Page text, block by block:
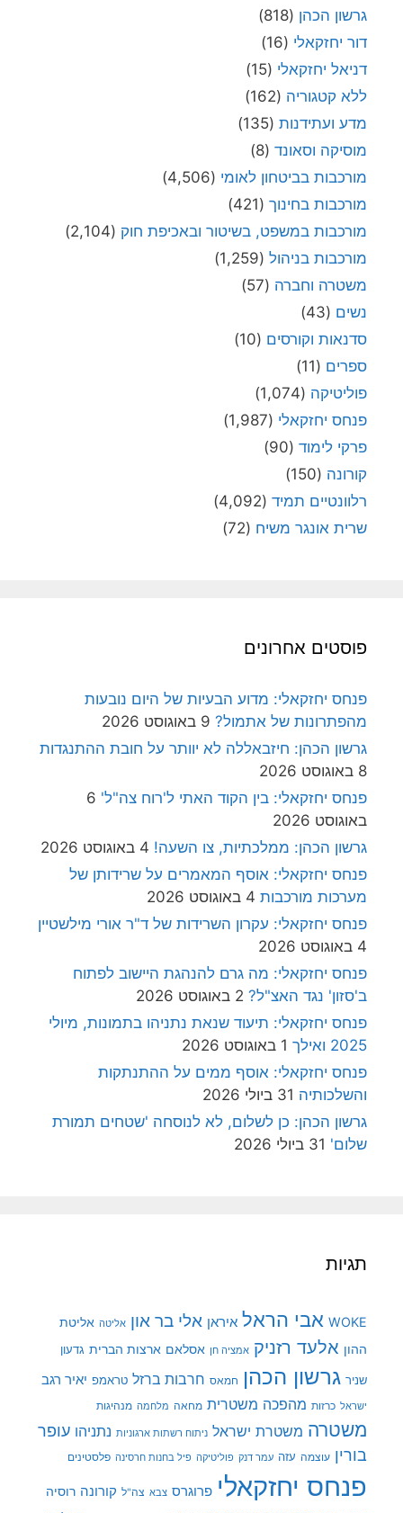
גרשון הכהן (818)
דור יחזקאלי (16)
דניאל יחזקאלי (15)
ללא קטגוריה (162)
מדע ועתידנות (135)
מוסיקה וסאונד (8)
מורכבות בביטחון לאומי (4,506)
מורכבות בחינוך (421)
מורכבות במשפט, בשיטור ובאכיפת חוק (2,104)
מורכבות בניהול (1,259)
משטרה וחברה (57)
נשים (43)
סדנאות וקורסים (10)
ספרים (11)
פוליטיקה (1,074)
פנחס יחזקאלי (1,987)
פרקי לימוד (90)
קורונה (150)
רלוונטיים תמיד (4,092)
שרית אונגר משיח (72)
פוסטים אחרונים
פנחס יחזקאלי: מדוע הבעיות של היום נובעות
מהפתרונות של אתמול? 9 באוגוסט 2026
גרשון הכהן: חיזבאללה לא יוותר על חובת ההתנגדות
8 באוגוסט 2026
פנחס יחזקאלי: בין הקוד האתי ל'רוח צה"ל' 6
באוגוסט 2026
גרשון הכהן: ממלכתיות, צו השעה! 4 באוגוסט 2026
פנחס יחזקאלי: אוסף המאמרים על שרידותן של
מערכות מורכבות 4 באוגוסט 2026
פנחס יחזקאלי: עקרון השרידות של ד"ר אורי מילשטיין
4 באוגוסט 2026
פנחס יחזקאלי: מה גרם להנהגת היישוב לפתוח
ב'סזון' נגד האצ"ל? 2 באוגוסט 2026
פנחס יחזקאלי: תיעוד שנאת נתניהו בתמונות, מיולי
2025 ואילך
1 באוגוסט 2026
פנחס יחזקאלי: אוסף ממים על ההתנתקות
והשלכותיה 31 ביולי 2026
גרשון הכהן: כן לשלום, לא לנוסחה 'שטחים תמורת
שלום' 31 ביולי 2026
תגיות
WOKE אבי הראל איראן אלי בר און אליטה אליטת
ההון אלעד רזניק אמציה חן אסלאם ארצות הברית גדעון
שניר גרשון הכהן חמאס חרבות ברזל טראמפ יאיר רגב
ישראל כרזות מהפכה משטרית מחאה מלחמה מנהיגות
משטרה משטרת ישראל ניתוח רשתות ארגוניות נתניהו עופר
בורין עוצמה עזה עמר דנק פוליטיקה פיל בחנות חרסינה פלסטינים
פנחס יחזקאלי פרוגרס צבא צה"ל קורונה רוסיה